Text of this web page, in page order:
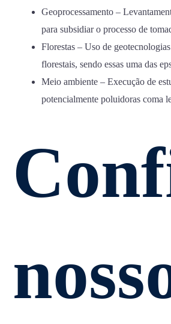
Geoprocessamento –
para subsidiar o processo de
Florestas – Uso de
florestais, sendo essas uma das
Meio ambiente – Execução de
potencialmente poluidoras coma